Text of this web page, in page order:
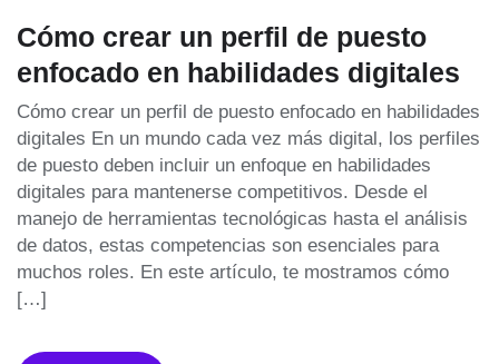
Cómo crear un perfil de puesto
enfocado en habilidades digitales
Cómo crear un perfil de puesto enfocado en habilidades
digitales En un mundo cada vez más digital, los perfiles
de puesto deben incluir un enfoque en habilidades
digitales para mantenerse competitivos. Desde el
manejo de herramientas tecnológicas hasta el análisis
de datos, estas competencias son esenciales para
muchos roles. En este artículo, te mostramos cómo
[…]